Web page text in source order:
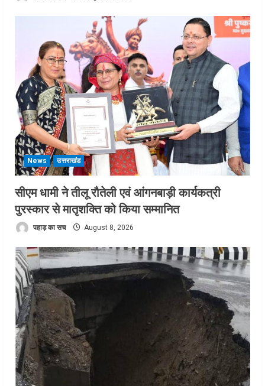
News उत्तराखंड
सीएम धामी ने तीलू रौतेली एवं आंगनबाड़ी कार्यकत्री
पुरस्कार से मातृशक्ति को किया सम्मानित
पहाड़ का सच August 8, 2026